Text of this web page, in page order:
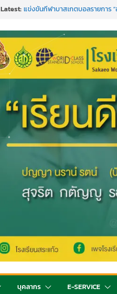
Latest:แข่งขันกีฬาบาสเกตบอลรายการ
ค่ายภาษาและวัฒนธรรม
กิจกรรมบริจาคโลหิต ยิ่งให้ยิ่งได้ ค
กีฬาอีสปอร์ต (FC Online PC)
การพัฒนานวัตกรรมบอร์ดเกม เพื่อ
บุคลากร E-SERVICE